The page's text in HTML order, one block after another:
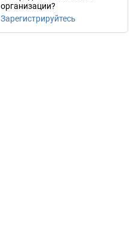
организации?
Зарегистрируйтесь